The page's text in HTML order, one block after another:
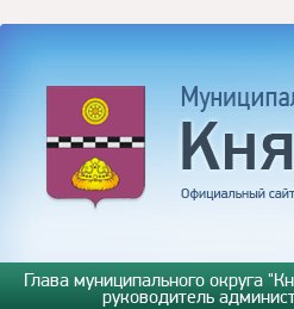
Глава муниципального округа
руководитель